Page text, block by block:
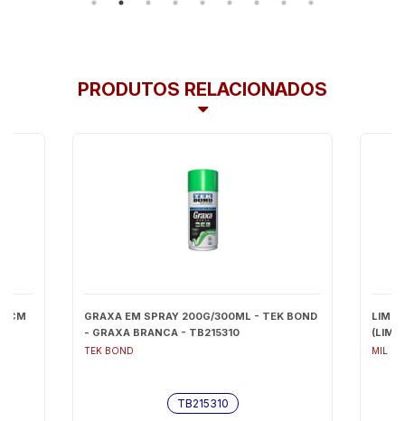
PRODUTOS RELACIONADOS
GRAXA EM SPRAY 200G/300ML - TEK BOND
- GRAXA BRANCA - TB215310
TEK BOND
TB215310
MIL